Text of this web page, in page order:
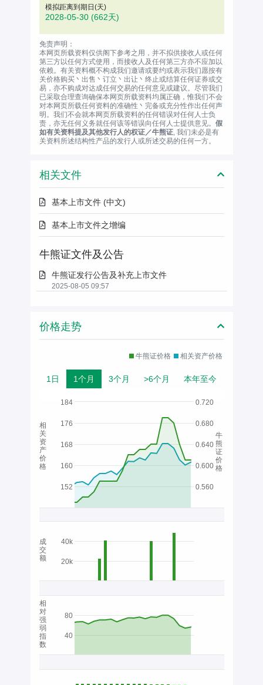
模拟距离到期日(天)
2028-05-30 (662天)
免责声明：
本网页所载资料仅供阁下参考之用，并不拟供接收人或任何
第三方以任何方式使用，而接收人及任何第三方亦不应加以
依赖。有关资料概不构成我们邀请或要约或表示我们愿按有
关价格购买丶出售丶订立丶出让丶终止或结算任何证券或交
易，亦不购成对达成任何交易的任何意见或建议。尽管我们
已采取合理查询确保本网页所载资料均属正确，惟我们不会
对本网页所载任何资料的准确性丶完备或充分性作出任何声
明。我们不会就本网页所载资料的任何错误对任何人士负
责，亦无任何义务就任何该等错误向任何人士提供意见。 假
如有关资料提及其他发行人的权证／牛熊证, 我们未必是有
关资料所述结构性产品的发行人或所述交易的任何一方。
相关文件
基本上市文件 (中文)
基本上市文件之增编
牛熊证文件及公告
牛熊证发行公告及补充上市文件
2025-08-05 09:57
价格走势
牛熊证价格 相关资产价格
1日 1个月 3个月 >6个月 本年至今
160
152
168
176
184
0.600
0.560
0.640
0.680
0.720
20k
40k
40
80
相
关
资
产
价
格
牛
熊
证
价
格
成
交
额
相
对
强
弱
指
数